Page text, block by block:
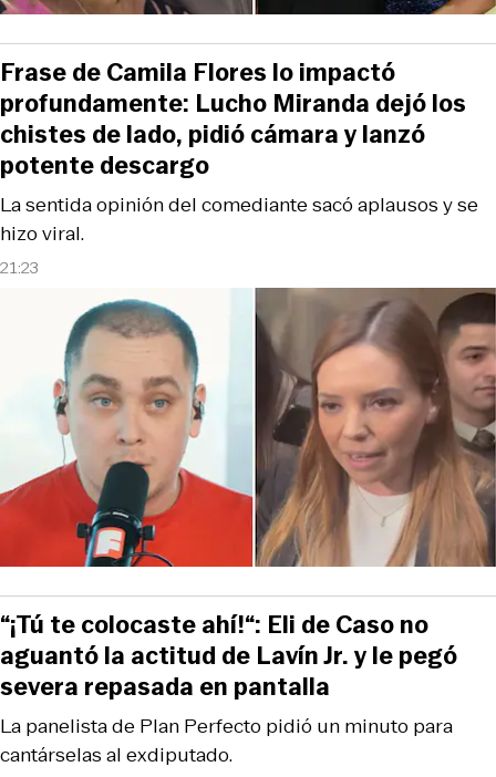
21:23
La sentida opinión del comediante sacó aplausos y se
hizo viral.
Frase de Camila Flores lo impactó
profundamente: Lucho Miranda dejó los
chistes de lado, pidió cámara y lanzó
potente descargo
La panelista de Plan Perfecto pidió un minuto para
cantárselas al exdiputado.
“¡Tú te colocaste ahí!“: Eli de Caso no
aguantó la actitud de Lavín Jr. y le pegó
severa repasada en pantalla